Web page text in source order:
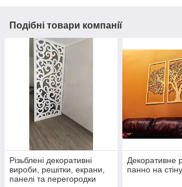
Подібні товари компанії
Різьблені декоративні
вироби, решітки, екрани,
панелі та перегородки
Декоративне
панно на